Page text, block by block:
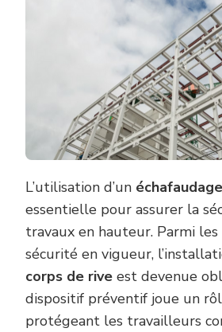
L’utilisation d’un
essentielle pour assurer la
travaux en hauteur. Parmi
sécurité en vigueur,
corps de rive est devenue
dispositif préventif joue un
protégeant les travailleurs